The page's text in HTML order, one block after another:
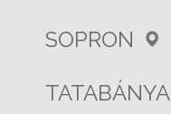
SOPRON
TATABÁNYA